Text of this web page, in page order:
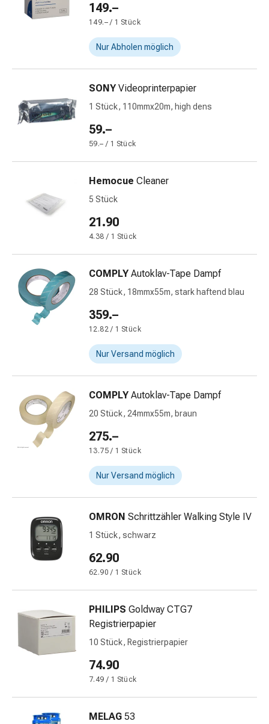
Verbandwechsel-
Sets
Wundauflagen
Wundbehandlung
Wundsprays
Wundverschlussstreifen
&
-
kleber
Ziehsalbe
Augen
Ohrenbeschwerden
Ohrenpflege
Augenentzündungen
Augenverbände
Augenhygiene
Herz
&
Herztherapie
Kompressions-
Strümpfe
Kreislaufbeschwerden
Rauchstopp
Venenbeschwerden
Herznerven-
Störung
&
Heuschnupfen
Haut
Nase
Magen-
Durchfall
Magenbrennen
Übelkeit
Blähungen
149.–
149.– / 1 Stück
Nur Abholen möglich
SONY Videoprinterpapier
1 Stück, 110mmx20m, high dens
59.–
59.– / 1 Stück
Hemocue Cleaner
5 Stück
21.90
4.38 / 1 Stück
COMPLY Autoklav-Tape Dampf
28 Stück, 18mmx55m, stark haftend blau
359.–
12.82 / 1 Stück
Nur Versand möglich
COMPLY Autoklav-Tape Dampf
20 Stück, 24mmx55m, braun
275.–
13.75 / 1 Stück
Nur Versand möglich
OMRON Schrittzähler Walking Style IV
1 Stück, schwarz
62.90
62.90 / 1 Stück
PHILIPS Goldway CTG7
Registrierpapier
10 Stück, Registrierpapier
74.90
7.49 / 1 Stück
MELAG 53